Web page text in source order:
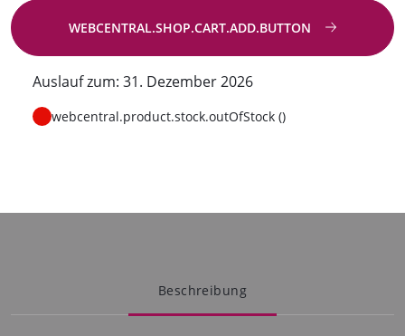
WEBCENTRAL.SHOP.CART.ADD.BUTTON
Auslauf zum: 31. Dezember 2026
webcentral.product.stock.outOfStock ()
Beschreibung